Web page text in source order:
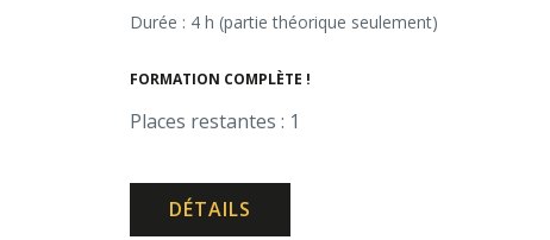
Durée : 4 h (partie théorique seulement)
FORMATION COMPLÈTE !
Places restantes : 1
DÉTAILS